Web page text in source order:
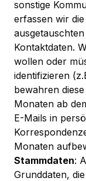
sonstige
erfassen wir
Kontaktdaten.
wollen oder
identifizieren
bewahren
Monaten ab
E-Mails in
Monaten
Stammdaten:
Grunddaten,